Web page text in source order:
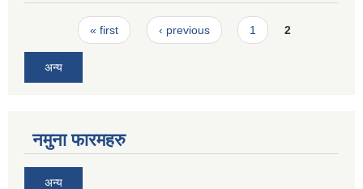
Pages« first ‹ previous 1 2
अन्य
नमुना फारमहरु
अन्य